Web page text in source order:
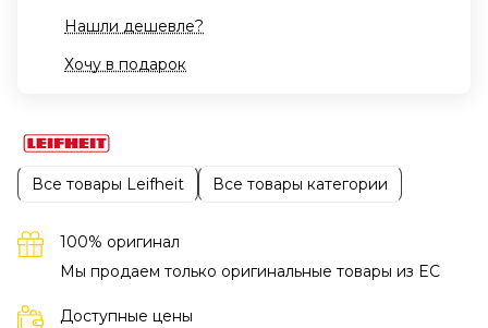
Нашли дешевле?
Хочу в подарок
Все товары Leifheit Все товары категории
100% оригинал
Мы продаем только оригинальные товары из EC
Доступные цены